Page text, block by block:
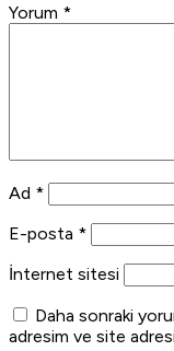
Yorum *
Ad *
E-posta *
İnternet sitesi
Daha sonraki
adresim ve site